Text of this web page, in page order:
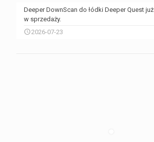
Deeper DownScan do łódki Deeper Quest już
w sprzedaży.
2026-07-23